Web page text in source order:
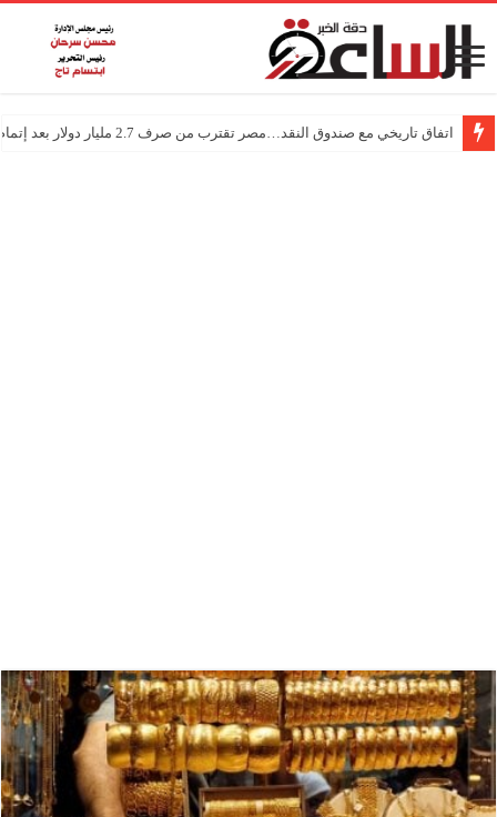
اتفاق تاريخي مع صندوق النقد…مصر تقترب من صرف 2.7 مليار دولار بعد إتمام المراجعتين
درجات الحرارة اليوم في مصر… أجواء باردة مع أمطار خفيفة